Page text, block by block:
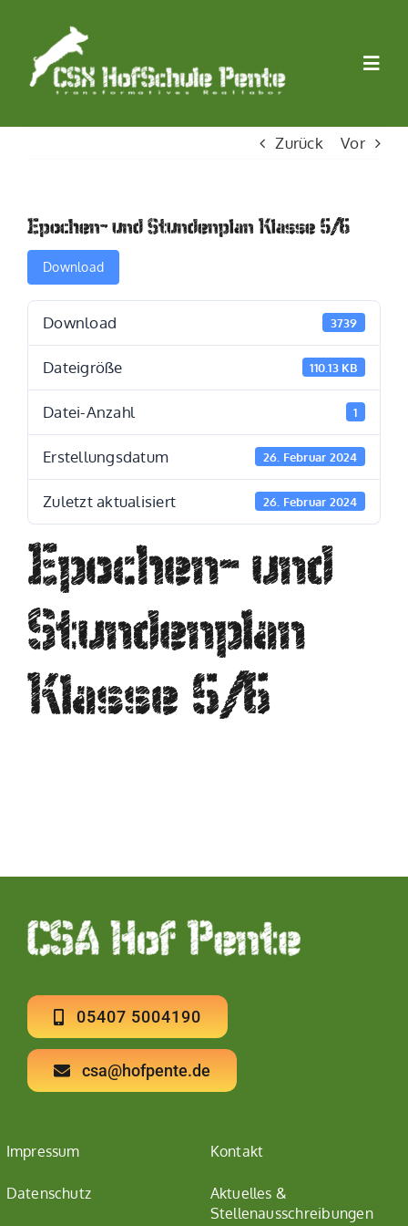
springen
WIRTSCHAFT
LERNEN
STIFTUNG
Zurück Vor
Epochen- und Stundenplan Klasse 5/6
Download
Download 3739
Dateigröße 110.13 KB
Datei-Anzahl 1
Erstellungsdatum 26. Februar 2024
Zuletzt aktualisiert 26. Februar 2024
Epochen- und
Stundenplan
Klasse 5/6
05407 5004190
csa@hofpente.de
Impressum
Datenschutz
Kontakt
Aktuelles &
Stellenausschreibungen